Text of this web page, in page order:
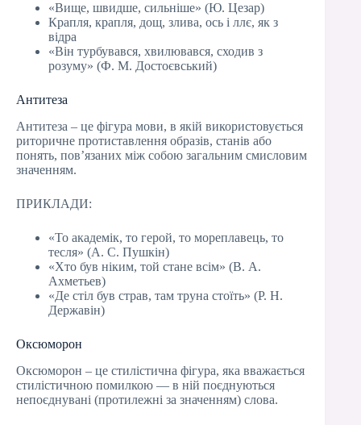
«Вище, швидше, сильніше» (Ю. Цезар)
Крапля, крапля, дощ, злива, ось і ллє, як з
відра
«Він турбувався, хвилювався, сходив з
розуму» (Ф. М. Достоєвський)
Антитеза
Антитеза – це фігура мови, в якій використовується
риторичне протиставлення образів, станів або
понять, пов’язаних між собою загальним смисловим
значенням.
ПРИКЛАДИ:
«То академік, то герой, то мореплавець, то
тесля» (А. С. Пушкін)
«Хто був ніким, той стане всім» (В. А.
Ахметьев)
«Де стіл був страв, там труна стоїть» (Р. Н.
Державін)
Оксюморон
Оксюморон – це стилістична фігура, яка вважається
стилістичною помилкою — в ній поєднуються
непоєднувані (протилежні за значенням) слова.